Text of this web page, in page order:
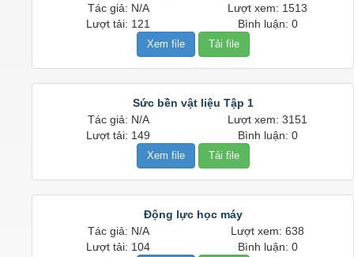
Tác giả: N/A
Lượt xem: 1513
Lượt tải: 121
Bình luận: 0
Xem file Tải file
Sức bền vật liệu Tập 1
Tác giả: N/A
Lượt xem: 3151
Lượt tải: 149
Bình luận: 0
Xem file Tải file
Động lực học máy
Tác giả: N/A
Lượt xem: 638
Lượt tải: 104
Bình luận: 0